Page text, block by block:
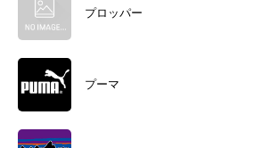
プロッパー
プーマ